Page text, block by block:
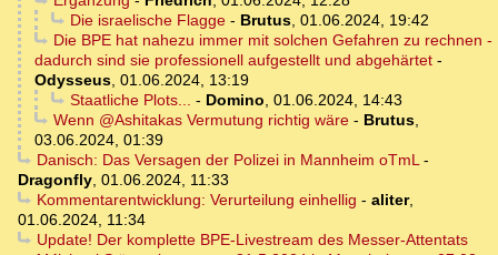
Die israelische Flagge- Brutus, 01.06.2024, 19:42
Die BPE hat nahezu immer mit solchen Gefahren zu rechnen -
dadurch sind sie professionell aufgestellt und abgehärtet -
Odysseus, 01.06.2024, 13:19
Staatliche Plots... - Domino, 01.06.2024, 14:43
Wenn @Ashitakas Vermutung richtig wäre- Brutus,
03.06.2024, 01:39
Danisch: Das Versagen der Polizei in Mannheim oTmL-
Dragonfly, 01.06.2024, 11:33
Kommentarentwicklung: Verurteilung einhellig - aliter,
01.06.2024, 11:34
Update! Der komplette BPE-Livestream des Messer-Attentats